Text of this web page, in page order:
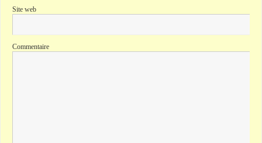
Site web
Commentaire